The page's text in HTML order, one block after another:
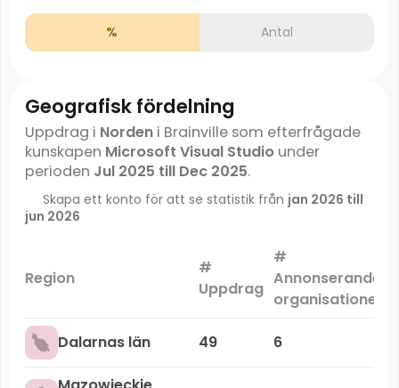
% Antal
Geografisk fördelning
Uppdrag i Nordeni Brainville som efterfrågade
kunskapen Microsoft Visual Studiounder
perioden Jul 2025 till Dec 2025.
Skapa ett konto för att se statistik från jan 2026 till
jun 2026
Region
#
Uppdrag
#
Annonserande
organisationer
Dalarnas län 49 6